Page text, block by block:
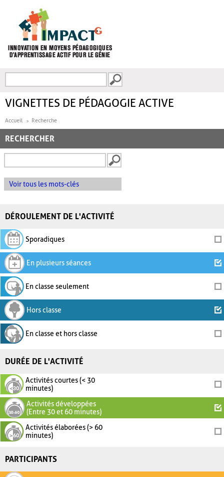
FORMULAIRE DE
VIGNETTES DE PÉDAGOGIE ACTIVE
Accueil Recherche
RECHERCHER
Voir tous les mots-clés
DÉROULEMENT DE L'ACTIVITÉ
Sporadiques
En plusieurs séances
En classe seulement
Hors classe
En classe et hors classe
DURÉE DE L'ACTIVITÉ
Activités courtes (< 30
minutes)
Activités développées
(Entre 30 et 60 minutes)
Activités élaborées (> 60
minutes)
PARTICIPANTS